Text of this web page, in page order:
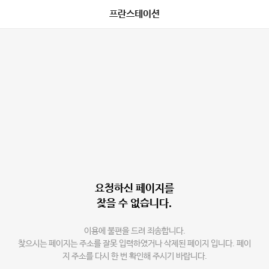
프란스테이션
요청하신 페이지를
찾을 수 없습니다.
이용에 불편을 드려 죄송합니다.
찾으시는 페이지는 주소를 잘못 입력하였거나 삭제된 페이지 입니다. 페이
지 주소를 다시 한 번 확인해 주시기 바랍니다.